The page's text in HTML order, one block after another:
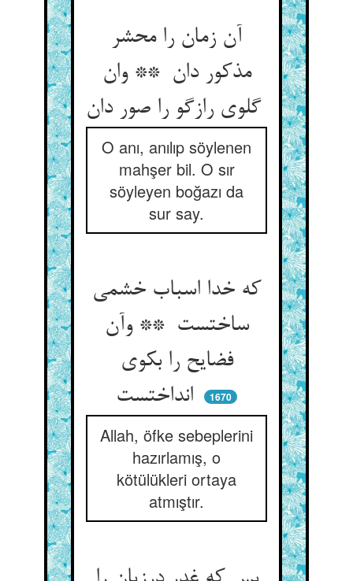
آن زمان را محشر
مذکور دان ** وان
گلوی رازگو را صور دان
O anı, anılıp söylenen
mahşer bil. O sır
söyleyen boğazı da
sur say.
که خدا اسباب خشمی
ساختست ** وآن
فضایح را بکوی
1670
Allah, öfke sebeplerini
hazırlamış, o
kötülükleri ortaya
atmıştır.